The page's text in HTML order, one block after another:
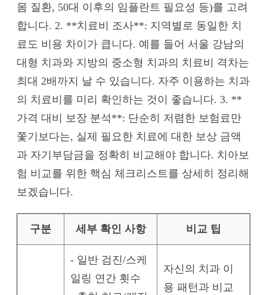
몸 질환, 50대 이후의 임플란트 필요성 등)를 고려
합니다. 2. **치료비 조사**: 지역별로 동일한 치
료도 비용 차이가 큽니다. 예를 들어 서울 강남의
대형 치과와 지방의 중소형 치과의 치료비 격차는
최대 2배까지 날 수 있습니다. 자주 이용하는 치과
의 치료비를 미리 확인하는 것이 좋습니다. 3. **
가격 대비 보장 분석**: 단순히 저렴한 보험료만
쫓기보다는, 실제 필요한 치료에 대한 보상 금액
과 자기부담금을 정확히 비교해야 합니다. 치아보
험 비교를 위한 핵심 체크리스트를 상세히 정리해
보겠습니다.
구분 세부 확인 사항 비교 팁
- 일반 검진/스케
일링 연간 횟수
자신의 치과 이
용 패턴과 비교